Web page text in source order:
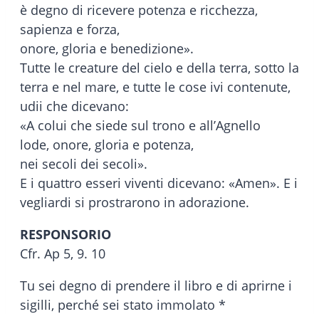
è degno di ricevere potenza e ricchezza,
sapienza e forza,
onore, gloria e benedizione».
Tutte le creature del cielo e della terra, sotto la
terra e nel mare, e tutte le cose ivi contenute,
udii che dicevano:
«A colui che siede sul trono e all’Agnello
lode, onore, gloria e potenza,
nei secoli dei secoli».
E i quattro esseri viventi dicevano: «Amen». E i
vegliardi si prostrarono in adorazione.
RESPONSORIO
Cfr. Ap 5, 9. 10
Tu sei degno di prendere il libro e di aprirne i
sigilli, perché sei stato immolato *